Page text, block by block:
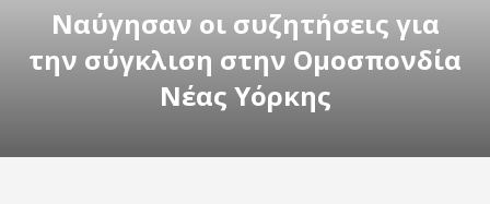
Ναύγησαν οι συζητήσεις για
την σύγκλιση στην Ομοσπονδία
Νέας Υόρκης